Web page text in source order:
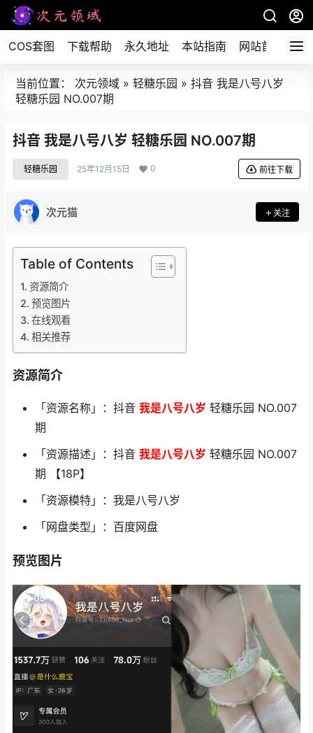
COS套图 下载帮助 永久地址 本站指南 网站首页
当前位置： 次元领域 » 轻糖乐园 » 抖音 我是八号八岁
轻糖乐园 NO.007期
抖音 我是八号八岁 轻糖乐园 NO.007期
轻糖乐园 25年12月15日 0 前往下载
次元猫 关注
Table of Contents
资源简介
预览图片
在线观看
相关推荐
资源简介
「资源名称」：抖音 我是八号八岁 轻糖乐园 NO.007
期
「资源描述」：抖音 我是八号八岁 轻糖乐园 NO.007
期 【18P】
「资源模特」：我是八号八岁
「网盘类型」：百度网盘
预览图片